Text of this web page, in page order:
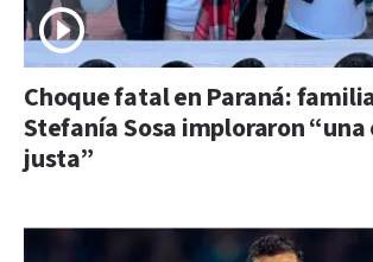
Choque fatal en Paraná:
Stefanía Sosa imploraron “una
justa”